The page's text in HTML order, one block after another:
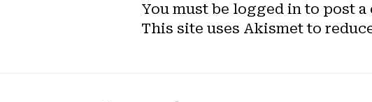
You must be logged into post a
This site uses Akismet to